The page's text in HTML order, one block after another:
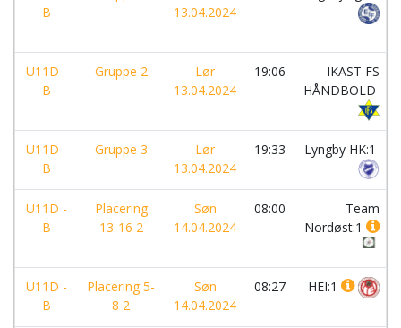
B
13.04.2024
U11D -
B
Gruppe 2
Lør
13.04.2024
19:06
IKAST FS
HÅNDBOLD
U11D -
B
Gruppe 3
Lør
13.04.2024
19:33 Lyngby HK:1
U11D -
B
Placering
13-16 2
Søn
14.04.2024
08:00
Team
Nordøst:1
U11D -
B
Placering 5-
8 2
Søn
14.04.2024
08:27 HEI:1